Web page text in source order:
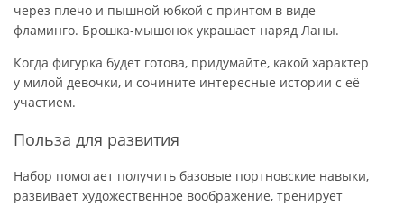
через плечо и пышной юбкой с принтом в виде
фламинго. Брошка-мышонок украшает наряд Ланы.
Когда фигурка будет готова, придумайте, какой характер
у милой девочки, и сочините интересные истории с её
участием.
Польза для развития
Набор помогает получить базовые портновские навыки,
развивает художественное воображение, тренирует